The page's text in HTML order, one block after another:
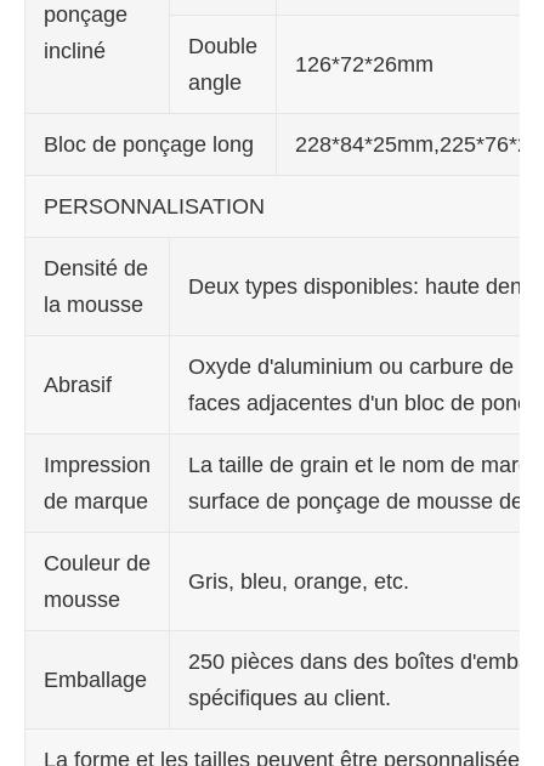
ponçage
incliné
Double
angle
126*72*26mm
Bloc de ponçage long
PERSONNALISATION
Densité de
la mousse
Deux types disponibles: haute
Abrasif
Oxyde d'aluminium ou carbure de
faces adjacentes d'un bloc de
Impression
de marque
La taille de grain et le nom de
surface de ponçage de mousse de
Couleur de
mousse
Gris, bleu, orange, etc.
Emballage
250 pièces dans des boîtes
spécifiques au client.
La forme et les tailles peuvent être personnalisées